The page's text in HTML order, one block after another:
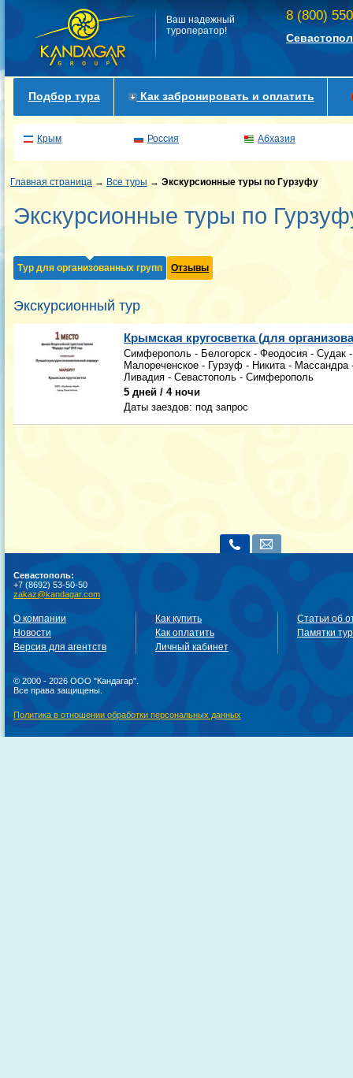
Ваш надежный
туроператор!
8 (800)
Подбор тура Как забронировать и оплатить
Крым Россия Абхазия
Главная страница → Все туры → Экскурсионные туры по Гурзуфу
Экскурсионные туры по
Тур для организованных групп Отзывы
Экскурсионный тур
Крымская кругосветка (для
Симферополь - Белогорск - Феодосия - Судак
Малореченское - Гурзуф - Никита - Массандра
Ливадия - Севастополь - Симферополь
5 дней / 4 ночи
Даты заездов: под запрос
Севастополь:
+7 (8692) 53-50-50
zakaz@kandagar.com
О компании
Новости
Версия для агентств
Как купить
Как оплатить
Личный кабинет
Статьи об
Памятки
© 2000 - 2026 ООО "Кандагар".
Все права защищены.
Политика в отношении обработки персональных данных